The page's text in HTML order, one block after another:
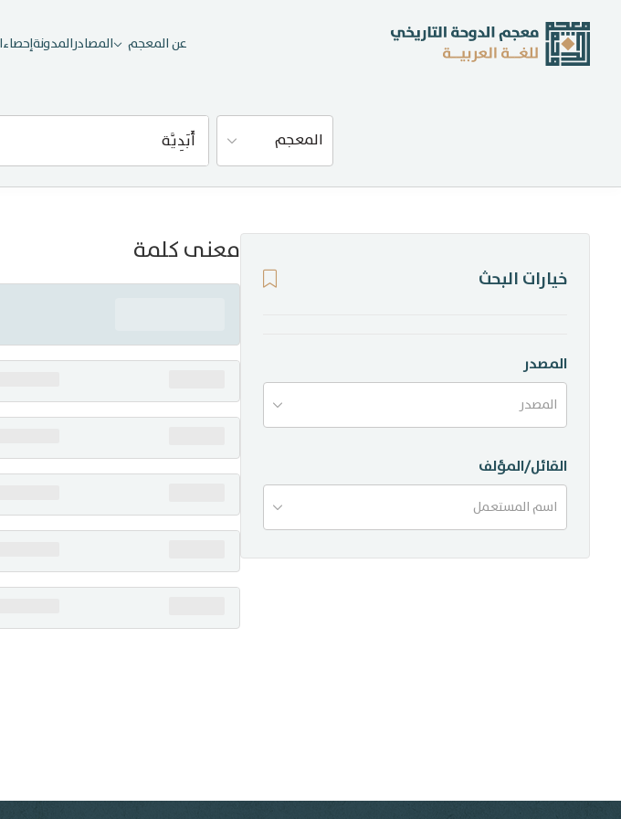
عن المعجم المصادرالمدونة
المعجم
إحصاءات
منشورات
تواصل معنا
معنى كلمة
خيارات البحث
المصدر
المصدر
القائل/المؤلف
اسم المستعمل